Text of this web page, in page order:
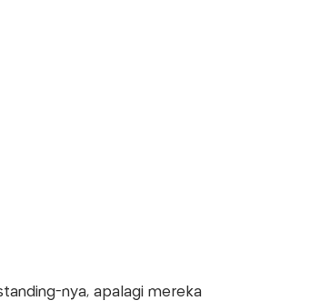
nya, apalagi mereka